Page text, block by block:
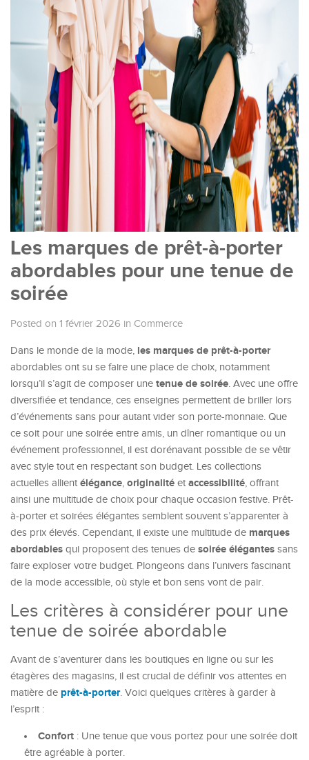
Les marques de prêt-à-porter
abordables pour une tenue de
soirée
Posted on 1 février 2026 in Commerce
Dans le monde de la mode, les marques de prêt-à-porter
abordables ont su se faire une place de choix, notamment
lorsqu’il s’agit de composer une tenue de soirée. Avec une offre
diversifiée et tendance, ces enseignes permettent de briller lors
d’événements sans pour autant vider son porte-monnaie. Que
ce soit pour une soirée entre amis, un dîner romantique ou un
événement professionnel, il est dorénavant possible de se vêtir
avec style tout en respectant son budget. Les collections
actuelles allient élégance, originalité et accessibilité, offrant
ainsi une multitude de choix pour chaque occasion festive. Prêt-
à-porter et soirées élégantes semblent souvent s’apparenter à
des prix élevés. Cependant, il existe une multitude de marques
abordables qui proposent des tenues de soirée élégantes sans
faire exploser votre budget. Plongeons dans l’univers fascinant
de la mode accessible, où style et bon sens vont de pair.
Les critères à considérer pour une
tenue de soirée abordable
Avant de s’aventurer dans les boutiques en ligne ou sur les
étagères des magasins, il est crucial de définir vos attentes en
matière de prêt-à-porter. Voici quelques critères à garder à
l’esprit :
Confort : Une tenue que vous portez pour une soirée doit
être agréable à porter.